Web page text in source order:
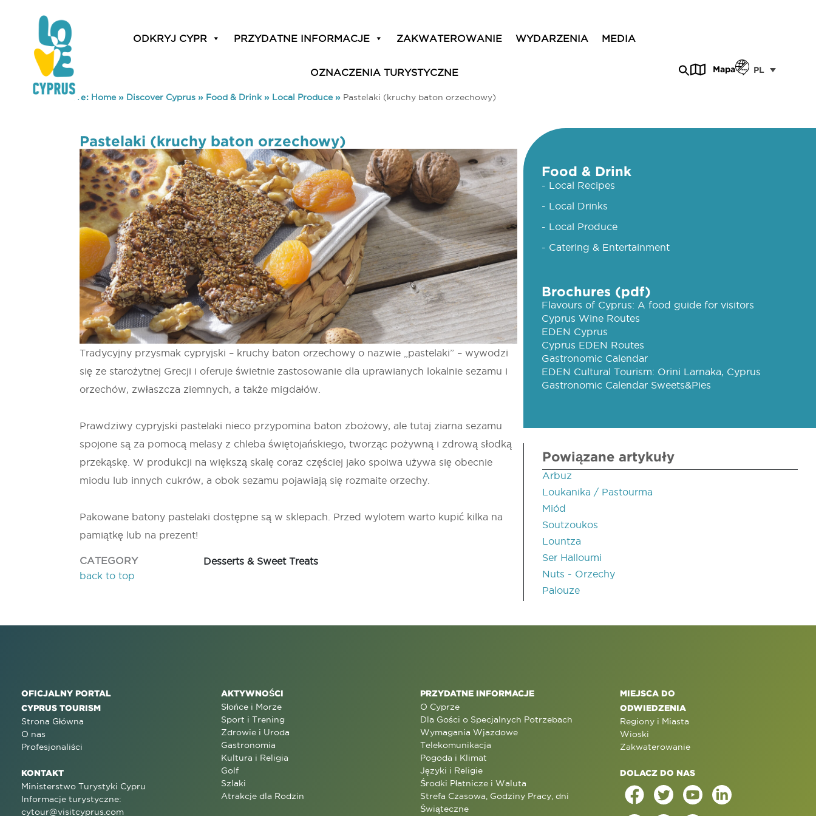
ODKRYJ CYPR PRZYDATNE INFORMACJE ZAKWATEROWANIE WYDARZENIA MEDIA
OZNACZENIA TURYSTYCZNE Mapa PL
You are here: Home» Discover Cyprus » Food & Drink» Local Produce» Pastelaki (kruchy baton orzechowy)
Pastelaki (kruchy baton orzechowy)
Tradycyjny przysmak cypryjski – kruchy baton orzechowy o nazwie „pastelaki” – wywodzi
się ze starożytnej Grecji i oferuje świetnie zastosowanie dla uprawianych lokalnie sezamu i
orzechów, zwłaszcza ziemnych, a także migdałów.
Prawdziwy cypryjski pastelaki nieco przypomina baton zbożowy, ale tutaj ziarna sezamu
spojone są za pomocą melasy z chleba świętojańskiego, tworząc pożywną i zdrową słodką
przekąskę. W produkcji na większą skalę coraz częściej jako spoiwa używa się obecnie
miodu lub innych cukrów, a obok sezamu pojawiają się rozmaite orzechy.
Pakowane batony pastelaki dostępne są w sklepach. Przed wylotem warto kupić kilka na
pamiątkę lub na prezent!
CATEGORY
Desserts & Sweet Treats
back to top
Food & Drink
- Local Recipes
- Local Drinks
- Local Produce
- Catering & Entertainment
Brochures (pdf)
Flavours of Cyprus: A food guide for visitors
Cyprus Wine Routes
EDEN Cyprus
Cyprus EDEN Routes
Gastronomic Calendar
EDEN Cultural Tourism: Orini Larnaka, Cyprus
Gastronomic Calendar Sweets&Pies
Powiązane artykuły
Arbuz
Loukanika / Pastourma
Miód
Soutzoukos
Lountza
Ser Halloumi
Nuts - Orzechy
Palouze
OFICJALNY PORTAL
CYPRUS TOURISM
Strona Główna
O nas
Profesjonaliści
KONTAKT
Ministerstwo Turystyki Cypru
Informacje turystyczne:
cytour@visitcyprus.com
AKTYWNOŚCI
Słońce i Morze
Sport i Trening
Zdrowie i Uroda
Gastronomia
Kultura i Religia
Golf
Szlaki
Atrakcje dla Rodzin
PRZYDATNE INFORMACJE
O Cyprze
Dla Gości o Specjalnych Potrzebach
Wymagania Wjazdowe
Telekomunikacja
Pogoda i Klimat
Języki i Religie
Środki Płatnicze i Waluta
Strefa Czasowa, Godziny Pracy, dni
Świąteczne
MIEJSCA DO
ODWIEDZENIA
Regiony i Miasta
Wioski
Zakwaterowanie
DOLACZ DO NAS